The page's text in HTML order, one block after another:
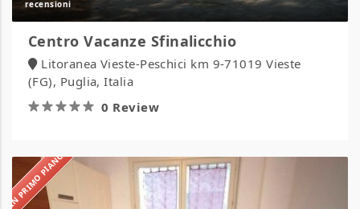
Centro Vacanze Sfinalicchio
Litoranea Vieste-Peschici km 9-71019 Vieste
(FG), Puglia, Italia
0 Review
IN PRIMO PIANO
Residence
Riccione